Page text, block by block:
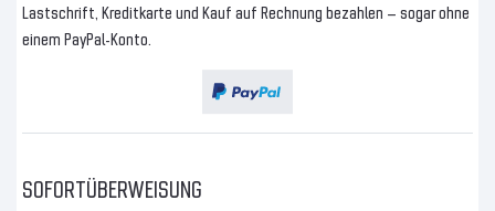
Lastschrift, Kreditkarte und Kauf auf Rechnung bezahlen – sogar ohne
einem PayPal-Konto.
SOFORTÜBERWEISUNG